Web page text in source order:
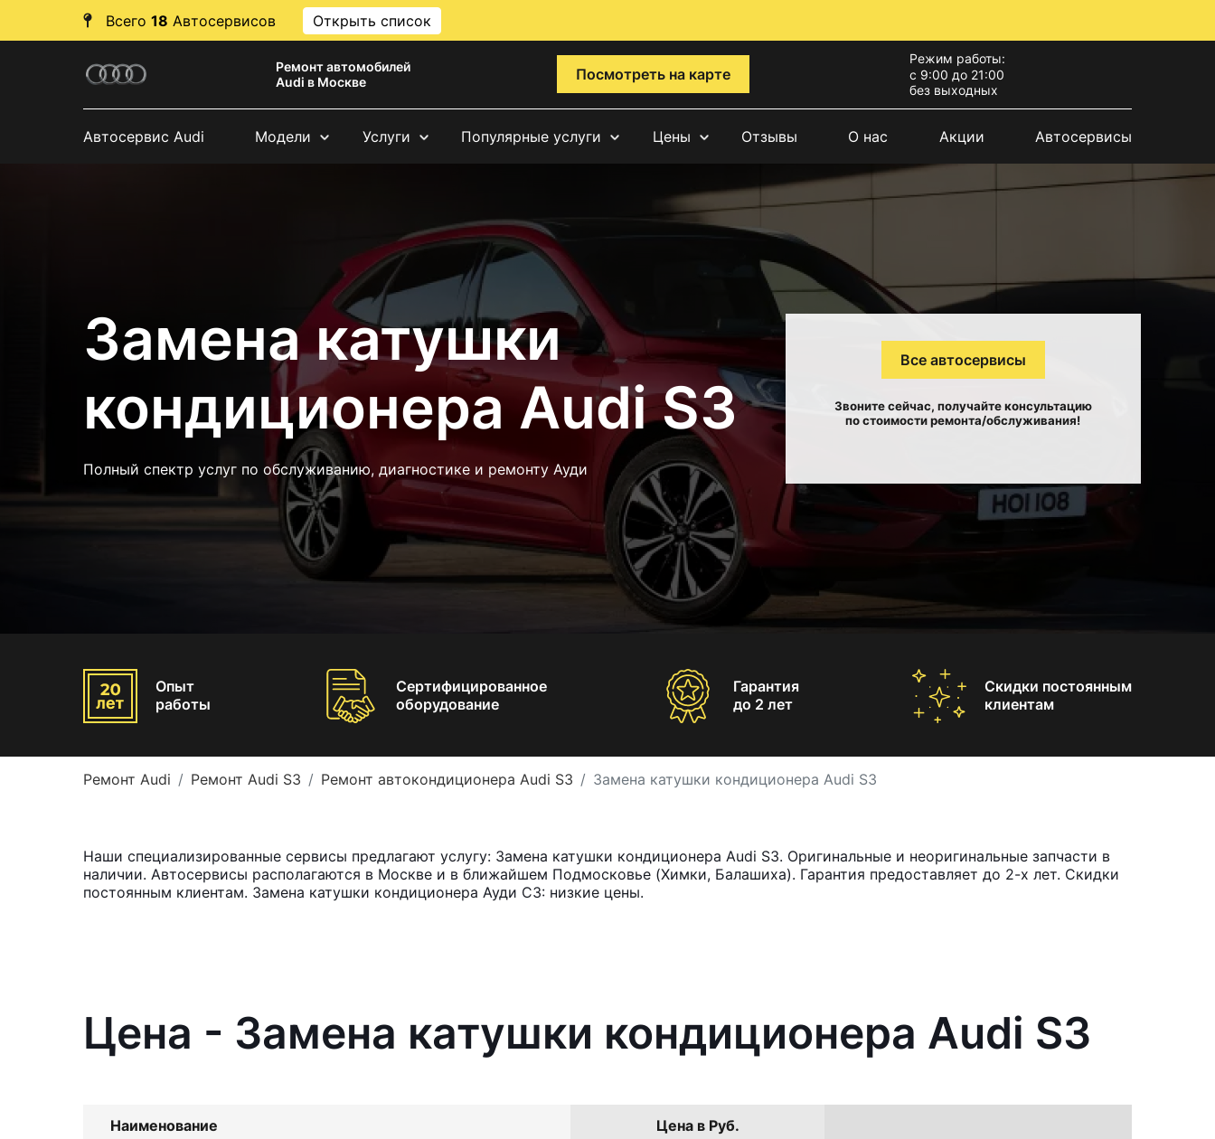
Всего 18 Автосервисов Открыть список
Ремонт автомобилей
Audi в Москве
Посмотреть на карте
Режим работы:
с 9:00 до 21:00
без выходных
Автосервис Audi Модели Услуги Популярные услуги Цены Отзывы О нас Акции Автосервисы
Замена катушки
кондиционера Audi S3
Полный спектр услуг по обслуживанию, диагностике и ремонту Ауди
Все автосервисы
Звоните сейчас, получайте консультацию
по стоимости ремонта/обслуживания!
Опыт
работы
Сертифицированное
оборудование
Гарантия
до 2 лет
Скидки постоянным
клиентам
Ремонт Audi Ремонт Audi S3 Ремонт автокондиционера Audi S3 Замена катушки кондиционера Audi S3
Наши специализированные сервисы предлагают услугу: Замена катушки кондиционера Audi S3. Оригинальные и неоригинальные запчасти в
наличии. Автосервисы располагаются в Москве и в ближайшем Подмосковье (Химки, Балашиха). Гарантия предоставляет до 2-х лет. Скидки
постоянным клиентам. Замена катушки кондиционера Ауди С3: низкие цены.
Цена - Замена катушки кондиционера Audi S3
Наименование Цена в Руб.